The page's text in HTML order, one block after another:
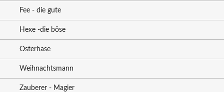
Fee - die gute
Hexe -die böse
Osterhase
Weihnachtsmann
Zauberer - Magier